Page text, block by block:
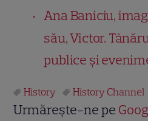
Ana Baniciu,
său, Victor.
publice și
History History Channel
Urmărește-ne pe